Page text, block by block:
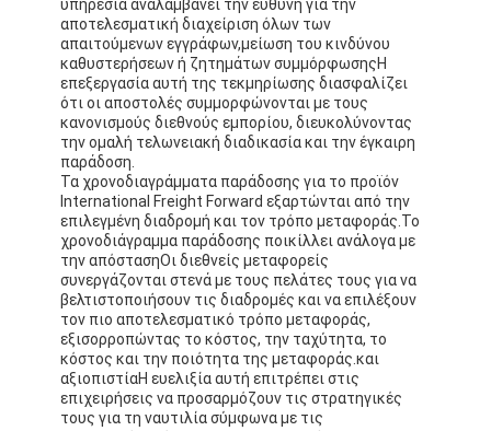
Αρχική Σελίδα
Προϊόντα
Σχετικά με εμάς
υπηρεσία αναλαμβάνει την ευθύνη για την
αποτελεσματική διαχείριση όλων των
απαιτούμενων εγγράφων,μείωση του κινδύνου
καθυστερήσεων ή ζητημάτων συμμόρφωσηςΗ
επεξεργασία αυτή της τεκμηρίωσης διασφαλίζει
ότι οι αποστολές συμμορφώνονται με τους
κανονισμούς διεθνούς εμπορίου, διευκολύνοντας
την ομαλή τελωνειακή διαδικασία και την έγκαιρη
παράδοση.
Τα χρονοδιαγράμματα παράδοσης για το προϊόν
International Freight Forward εξαρτώνται από την
επιλεγμένη διαδρομή και τον τρόπο μεταφοράς.Το
χρονοδιάγραμμα παράδοσης ποικίλλει ανάλογα με
την απόστασηΟι διεθνείς μεταφορείς
συνεργάζονται στενά με τους πελάτες τους για να
βελτιστοποιήσουν τις διαδρομές και να επιλέξουν
τον πιο αποτελεσματικό τρόπο μεταφοράς,
εξισορροπώντας το κόστος, την ταχύτητα, το
κόστος και την ποιότητα της μεταφοράς.και
αξιοπιστίαΗ ευελιξία αυτή επιτρέπει στις
επιχειρήσεις να προσαρμόζουν τις στρατηγικές
τους για τη ναυτιλία σύμφωνα με τις